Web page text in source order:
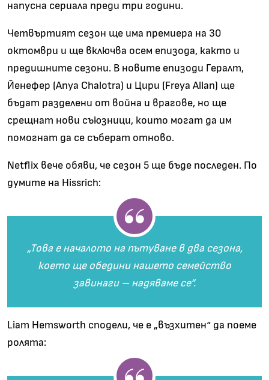
напусна сериала преди три години.
Четвъртият сезон ще има премиера на 30
октомври и ще включва осем епизода, както и
предишните сезони. В новите епизоди Гералт,
Йенефер (Anya Chalotra) и Цири (Freya Allan) ще
бъдат разделени от война и врагове, но ще
срещнат нови съюзници, които могат да им
помогнат да се съберат отново.
Netflix вече обяви, че сезон 5 ще бъде последен. По
думите на Hissrich:
„Това е началото на пътуване в два сезона,
което ще обедини нашето семейство
завинаги – надяваме се“.
Liam Hemsworth сподели, че е „възхитен“ да поеме
ролята: